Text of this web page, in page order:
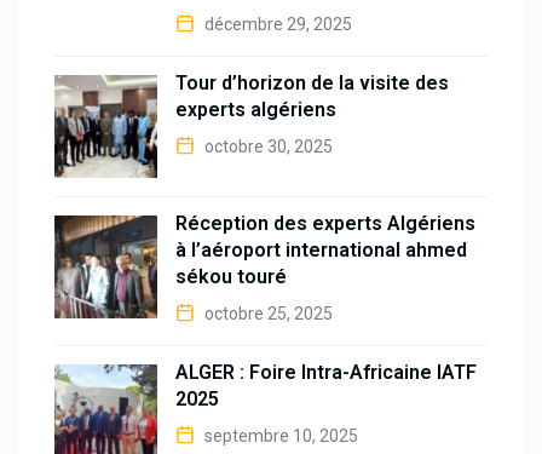
décembre 29, 2025
Tour d’horizon de la visite des
experts algériens
octobre 30, 2025
Réception des experts Algériens
à l’aéroport international ahmed
sékou touré
octobre 25, 2025
ALGER : Foire Intra-Africaine IATF
2025
septembre 10, 2025